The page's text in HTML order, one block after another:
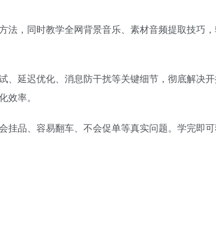
，同时教学全网背景音乐、素材音频提取技巧
延迟优化、消息防干扰等关键细节，彻底解决
率。
品、容易翻车、不会促单等真实问题。学完即